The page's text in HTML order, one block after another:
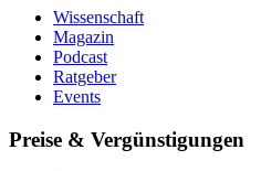
Wissenschaft
Magazin
Podcast
Ratgeber
Events
Preise & Vergünstigungen